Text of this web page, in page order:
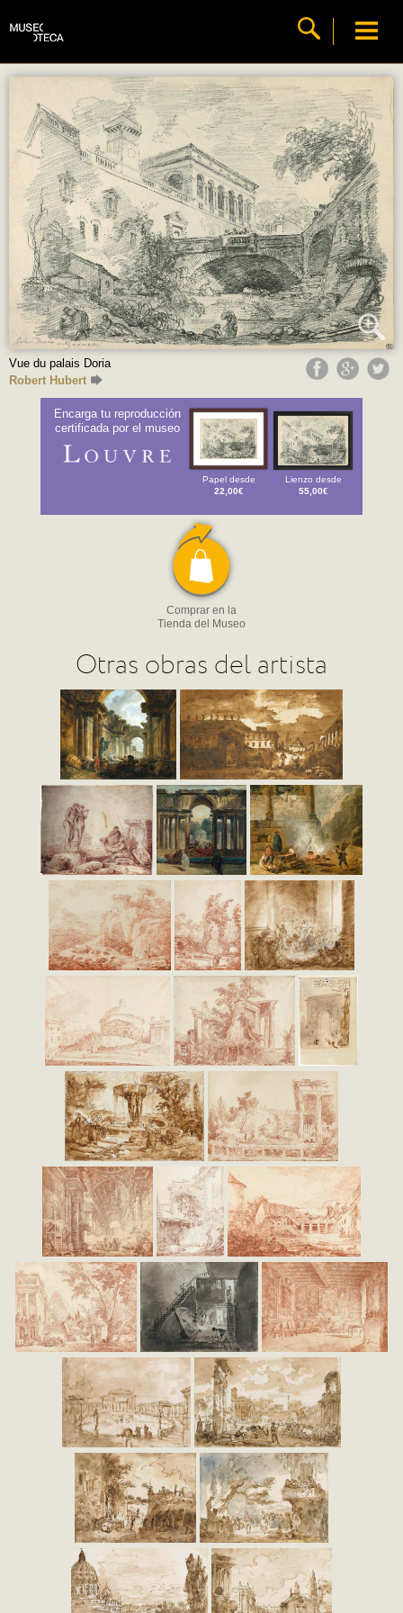
Vue du palais Doria
Robert Hubert
Encarga tu reproducción
certificada por el museo
Papel desde
22,00€
Lienzo desde
55,00€
Comprar en la
Tienda del Museo
Otras obras del artista